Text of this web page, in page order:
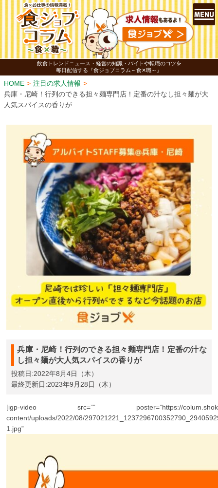
飲食トレンドニュース・経営の知識・バイトや転職のコツを
毎日配信する『食ジョブコラム～食✕職～』
HOME
注目の求人情報
兵庫・尼崎！行列のできる担々麺専門店！定番の汁なし担々麺が大
人気スパイスの香りが
兵庫・尼崎！行列のできる担々麺専門店！定番の汁な
し担々麺が大人気スパイスの香りが
投稿日:2022年8月4日（木）
最終更新日:2023年9月28日（木）
[igp-video src=”” poster=”https://
content/uploads/2022/08/
1.jpg”